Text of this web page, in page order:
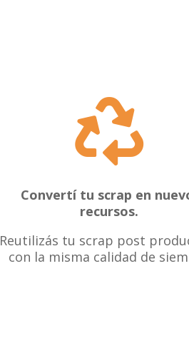

Convertí tu scrap en
recursos.
Reutilizás tu scrap post
con la misma calidad de